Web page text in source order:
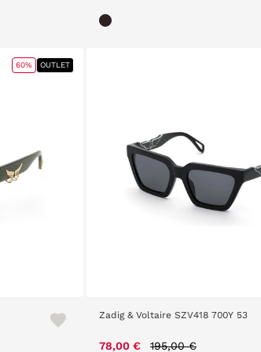
60% OUTLET
Zadig & Voltaire SZV418 700Y 53
78,00 € Price reduced from
195,00 €